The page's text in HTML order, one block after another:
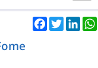
Facebook
Twitter